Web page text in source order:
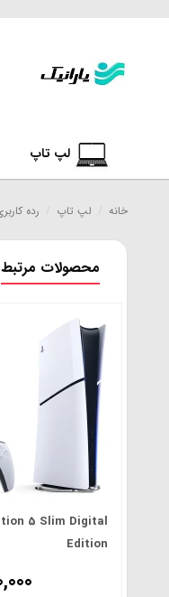
لپ تاپ
خانه لپ تاپ رده
محصولات مرتبط
5 Slim Digital
Edition